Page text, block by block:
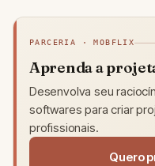
PARCERIA · MOBFLIX
Aprenda a
Desenvolva seu
softwares para criar
profissionais.
Quero